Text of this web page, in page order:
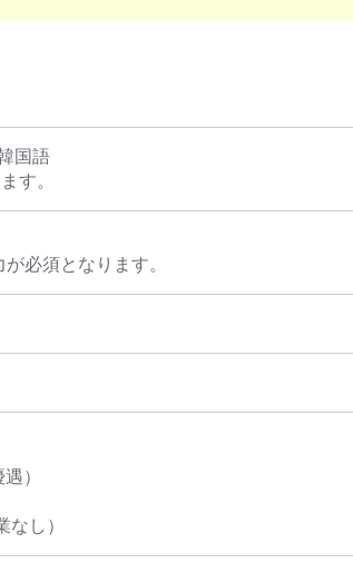
国語
す。
必須となります。
遇）
し）